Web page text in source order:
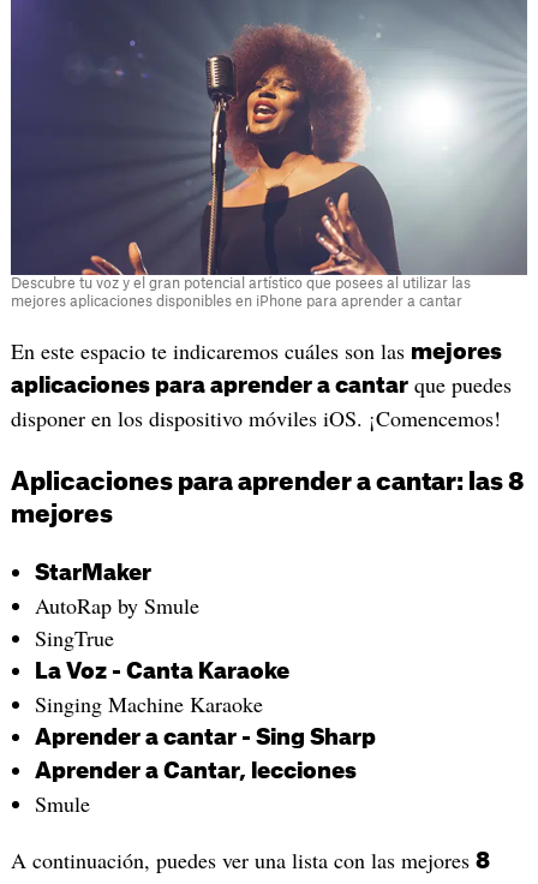
Descubre tu voz y el gran potencial artístico que posees al utilizar las
mejores aplicaciones disponibles en iPhone para aprender a cantar
En este espacio te indicaremos cuáles son las mejores
aplicaciones para aprender a cantarque puedes
disponer en los dispositivo móviles iOS. ¡Comencemos!
Aplicaciones para aprender a cantar: las 8
mejores
‎StarMaker
AutoRap by Smule
SingTrue
La Voz - Canta Karaoke
‎Singing Machine Karaoke
‎Aprender a cantar - Sing Sharp
Aprender a Cantar, lecciones
‎Smule
A continuación, puedes ver una lista con las mejores 8